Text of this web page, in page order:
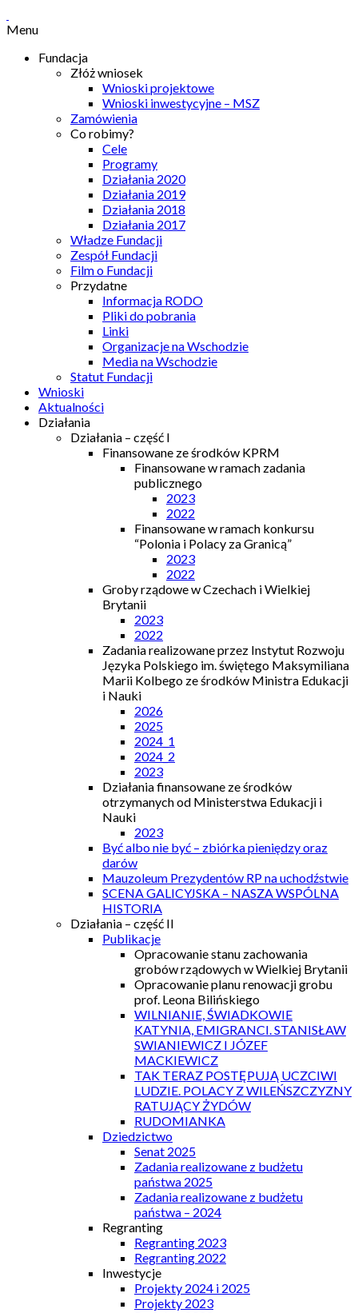
Menu
Fundacja
Złóż wniosek
Wnioski projektowe
Wnioski inwestycyjne – MSZ
Zamówienia
Co robimy?
Cele
Programy
Działania 2020
Działania 2019
Działania 2018
Działania 2017
Władze Fundacji
Zespół Fundacji
Film o Fundacji
Przydatne
Informacja RODO
Pliki do pobrania
Linki
Organizacje na Wschodzie
Media na Wschodzie
Statut Fundacji
Wnioski
Aktualności
Działania
Działania – część I
Finansowane ze środków KPRM
Finansowane w ramach zadania
publicznego
2023
2022
Finansowane w ramach konkursu
“Polonia i Polacy za Granicą”
2023
2022
Groby rządowe w Czechach i Wielkiej
Brytanii
2023
2022
Zadania realizowane przez Instytut Rozwoju
Języka Polskiego im. świętego Maksymiliana
Marii Kolbego ze środków Ministra Edukacji
i Nauki
2026
2025
2024_1
2024_2
2023
Działania finansowane ze środków
otrzymanych od Ministerstwa Edukacji i
Nauki
2023
Być albo nie być – zbiórka pieniędzy oraz
darów
Mauzoleum Prezydentów RP na uchodźstwie
SCENA GALICYJSKA – NASZA WSPÓLNA
HISTORIA
Działania – część II
Publikacje
Opracowanie stanu zachowania
grobów rządowych w Wielkiej Brytanii
Opracowanie planu renowacji grobu
prof. Leona Bilińskiego
WILNIANIE, ŚWIADKOWIE
KATYNIA, EMIGRANCI. STANISŁAW
SWIANIEWICZ I JÓZEF
MACKIEWICZ
TAK TERAZ POSTĘPUJĄ UCZCIWI
LUDZIE. POLACY Z WILEŃSZCZYZNY
RATUJĄCY ŻYDÓW
RUDOMIANKA
Dziedzictwo
Senat 2025
Zadania realizowane z budżetu
państwa 2025
Zadania realizowane z budżetu
państwa – 2024
Regranting
Regranting 2023
Regranting 2022
Inwestycje
Projekty 2024 i 2025
Projekty 2023